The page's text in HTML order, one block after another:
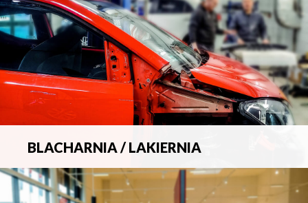
BLACHARNIA / LAKIERNIA
Kompleksowa obsługa wszelkich napraw
blacharsko-lakierniczych.